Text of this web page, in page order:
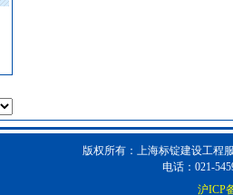
版权所有：上海标锭建设工程
电话：021-
沪ICP